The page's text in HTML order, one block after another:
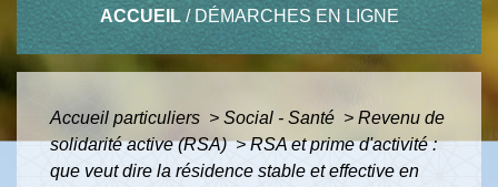
ACCUEIL/ DÉMARCHES EN LIGNE
Accueil particuliers > Social - Santé > Revenu de
solidarité active (RSA)> RSA et prime d'activité :
que veut dire la résidence stable et effective en